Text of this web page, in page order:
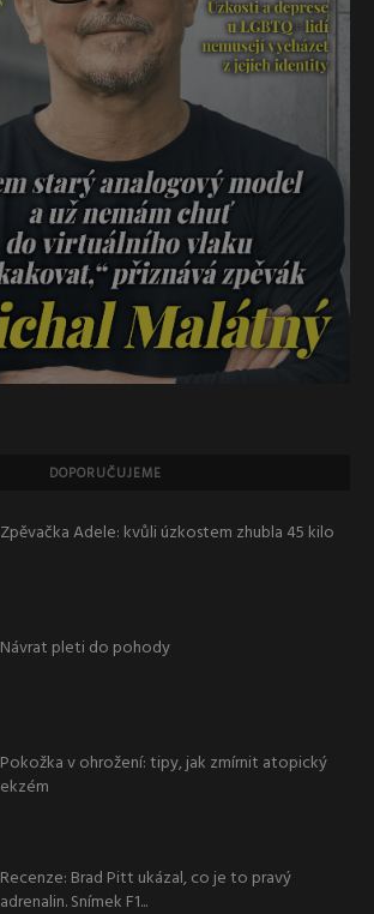
DOPORUČUJEME
Zpěvačka Adele: kvůli úzkostem zhubla 45 kilo
Návrat pleti do pohody
Pokožka v ohrožení: tipy, jak zmírnit atopický
ekzém
Recenze: Brad Pitt ukázal, co je to pravý
adrenalin. Snímek F1...